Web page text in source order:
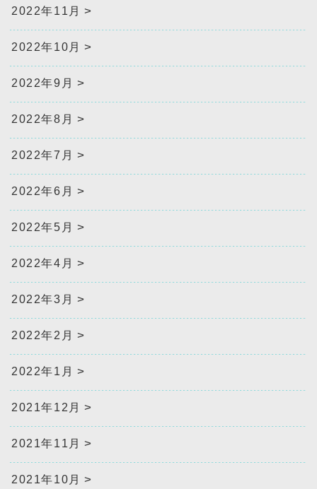
2022年11月
2022年10月
2022年9月
2022年8月
2022年7月
2022年6月
2022年5月
2022年4月
2022年3月
2022年2月
2022年1月
2021年12月
2021年11月
2021年10月